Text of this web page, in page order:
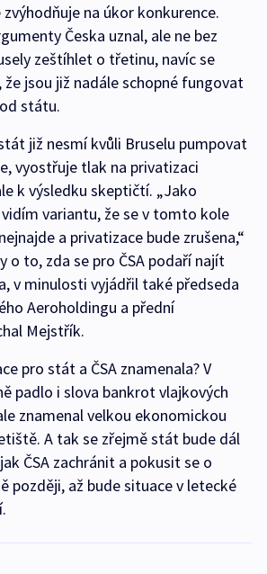
na úkor konkurence.
Česka uznal, ale ne bez
zeštíhlet o třetinu, navíc se
že jsou již nadále schopné fungovat
státu.
již nesmí kvůli Bruselu pumpovat
vyostřuje tlak na privatizaci
k výsledku skeptičtí. „Jako
variantu, že se v tomto kole
a privatizace bude zrušena,“
o to, zda se pro ČSA podaří najít
v minulosti vyjádřil také předseda
Aeroholdingu a přední
Mejstřík.
pro stát a ČSA znamenala? V
padlo i slova bankrot vlajkových
znamenal velkou ekonomickou
A tak se zřejmě stát bude dál
ČSA zachránit a pokusit se o
později, až bude situace v letecké